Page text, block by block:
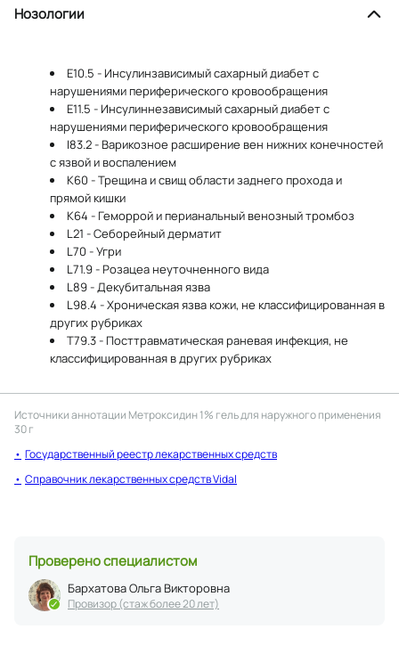
Нозологии
E10.5 - Инсулинзависимый сахарный диабет с
нарушениями периферического кровообращения
E11.5 - Инсулиннезависимый сахарный диабет с
нарушениями периферического кровообращения
I83.2 - Варикозное расширение вен нижних конечностей
с язвой и воспалением
K60 - Трещина и свищ области заднего прохода и
прямой кишки
K64 - Геморрой и перианальный венозный тромбоз
L21 - Себорейный дерматит
L70 - Угри
L71.9 - Розацеа неуточненного вида
L89 - Декубитальная язва
L98.4 - Хроническая язва кожи, не классифицированная в
других рубриках
T79.3 - Посттравматическая раневая инфекция, не
классифицированная в других рубриках
Источники аннотации Метроксидин 1% гель для наружного применения
30 г
Государственный реестр лекарственных средств
Справочник лекарственных средств Vidal
Проверено специалистом
Бархатова Ольга Викторовна
Провизор (стаж более 20 лет)